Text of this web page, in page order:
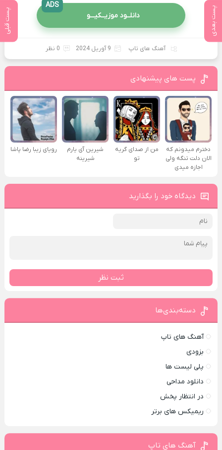
پست بعدی پست قبلی دانلــود موزیــکیـــو
ADS
آهنگ های تاپ 9 آوریل 2024 0 نظر
پست های پیشنهادی
دخترم میدونم که
الان دلت تنگه ولی
اجازه میدی
من از صدای گريه
تو
شیرین آی یارم
شیرینه
رویای زیبا رضا پاشا
دیدگاه خود را بگذارید
ثبت نظر
دسته‌بندی‌ها
آهنگ های تاپ
بزودی
پلی لیست ها
دانلود مداحی
در انتظار پخش
ریمیکس های برتر
آهنگ های تاپ